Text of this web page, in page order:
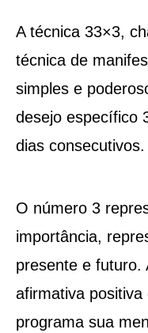
A técnica 33×3,
técnica de
simples e
desejo específico
dias consecutivos.
O número 3
importância,
presente e futuro.
afirmativa
programa sua